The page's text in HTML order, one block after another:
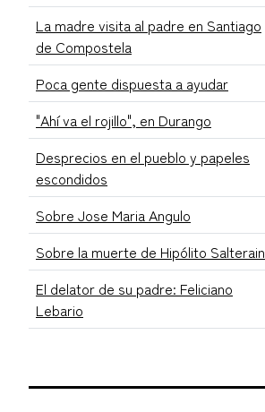
La madre visita al padre en Santiago
de Compostela
Poca gente dispuesta a ayudar
"Ahí va el rojillo", en Durango
Desprecios en el pueblo y papeles
escondidos
Sobre Jose Maria Angulo
Sobre la muerte de Hipólito Salterain
El delator de su padre: Feliciano
Lebario